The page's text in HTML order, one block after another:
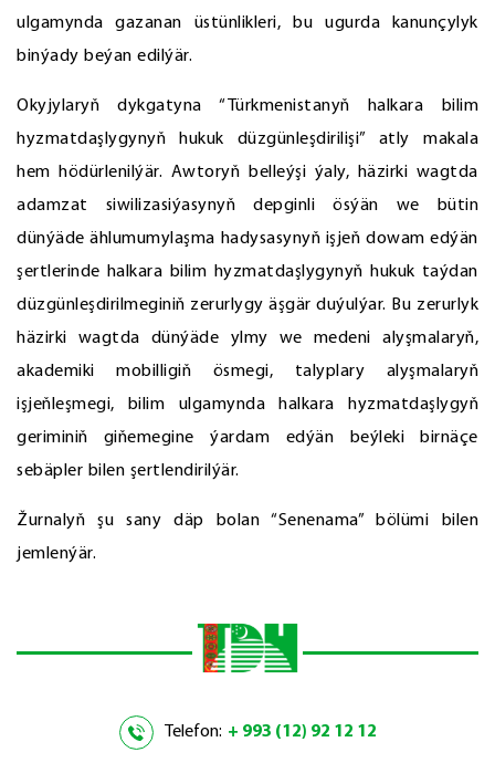
ulgamynda gazanan üstünlikleri, bu ugurda kanunçylyk
binýady beýan edilýär.
Okyjylaryň dykgatyna “Türkmenistanyň halkara bilim
hyzmatdaşlygynyň hukuk düzgünleşdirilişi” atly makala
hem hödürlenilýär. Awtoryň belleýşi ýaly, häzirki wagtda
adamzat siwilizasiýasynyň depginli ösýän we bütin
dünýäde ählumumylaşma hadysasynyň işjeň dowam edýän
şertlerinde halkara bilim hyzmatdaşlygynyň hukuk taýdan
düzgünleşdirilmeginiň zerurlygy äşgär duýulýar. Bu zerurlyk
häzirki wagtda dünýäde ylmy we medeni alyşmalaryň,
akademiki mobilligiň ösmegi, talyplary alyşmalaryň
işjeňleşmegi, bilim ulgamynda halkara hyzmatdaşlygyň
geriminiň giňemegine ýardam edýän beýleki birnäçe
sebäpler bilen şertlendirilýär.
Žurnalyň şu sany däp bolan “Senenama” bölümi bilen
jemlenýär.
Telefon: + 993 (12) 92 12 12